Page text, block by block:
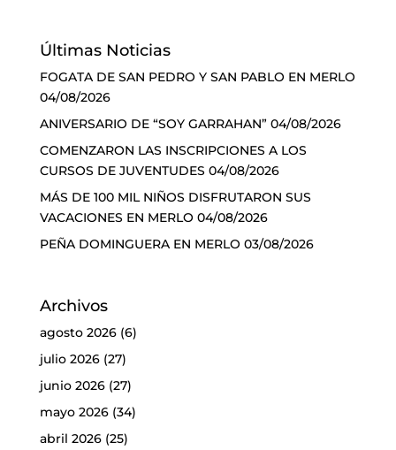
Últimas Noticias
FOGATA DE SAN PEDRO Y SAN PABLO EN MERLO
04/08/2026
ANIVERSARIO DE “SOY GARRAHAN” 04/08/2026
COMENZARON LAS INSCRIPCIONES A LOS
CURSOS DE JUVENTUDES 04/08/2026
MÁS DE 100 MIL NIÑOS DISFRUTARON SUS
VACACIONES EN MERLO 04/08/2026
PEÑA DOMINGUERA EN MERLO 03/08/2026
Archivos
agosto 2026(6)
julio 2026(27)
junio 2026(27)
mayo 2026(34)
abril 2026(25)